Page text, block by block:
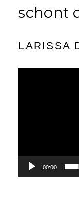
schont
LARISSA
00:00